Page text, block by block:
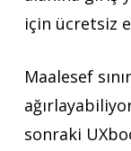
için ücretsiz
Maalesef
sonraki